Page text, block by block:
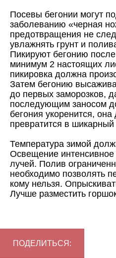
Посевы бегонии могут
заболеванию «черная
предотвращения не
увлажнять грунт и
Пикируют бегонию
минимум 2 настоящих
пикировка должна
Затем бегонию
до первых заморозков,
последующим заносом
бегония укоренится,
превратится в
Температура зимой
Освещение
лучей. Полив
необходимо позволять
кому нельзя.
Лучше разместить
ПОДЕЛИТЬСЯ: